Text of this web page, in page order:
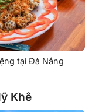
tại Đà Nẵng
Khê